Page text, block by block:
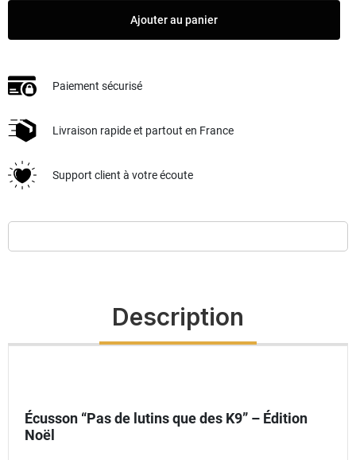
Ajouter au panier
Paiement sécurisé
Livraison rapide et partout en France
Support client à votre écoute
Description
Écusson “Pas de lutins que des K9” – Édition
Noël